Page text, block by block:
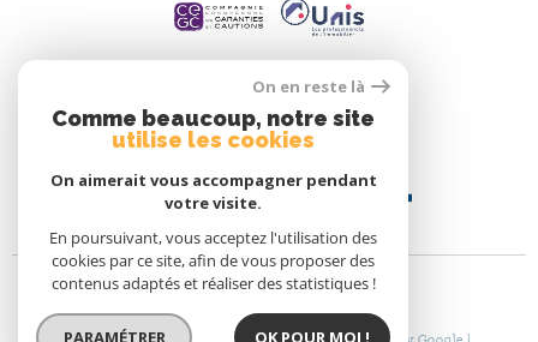
On en reste là
Comme beaucoup, notre site
utilise les cookies
On aimerait vous accompagner pendant
votre visite.
En poursuivant, vous acceptez l'utilisation des
cookies par ce site, afin de vous proposer des
contenus adaptés et réaliser des statistiques !
PARAMÉTRER OK POUR MOI !